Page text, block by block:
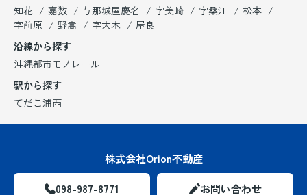
知花
嘉数 与那城屋慶名 字美崎 字桑江
松本
字前原
野嵩 字大木
屋良
沿線から探す
沖縄都市モノレール
駅から探す
てだこ浦西
株式会社Orion不動産
098-987-8771 お問い合わせ